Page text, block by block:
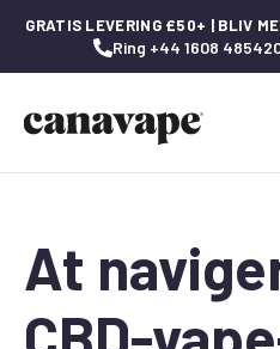
GRATIS LEVERING £50+ | BLIV
Ring +44 1608
At